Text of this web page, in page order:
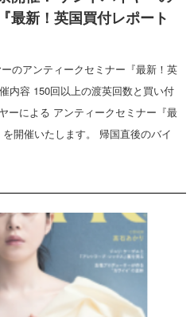
最新！英国買付レポート
のアンティークセミナー『最新！英
容 150回以上の渡英回数と買い付
ーによる アンティークセミナー『最
開催いたします。 帰国直後のバイ